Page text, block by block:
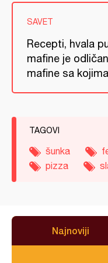
SAVET
Recepti, hvala
mafine je
mafine sa
TAGOVI
šunka
pizza
Najnoviji